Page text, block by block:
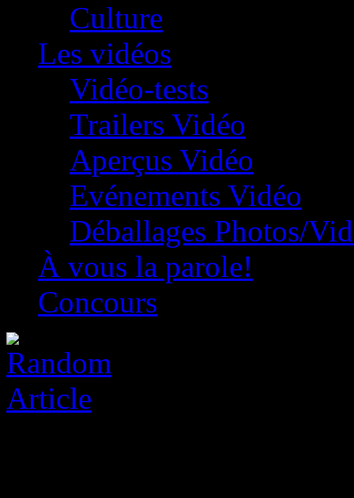
Culture
Les vidéos
Vidéo-tests
Trailers Vidéo
Aperçus Vidéo
Evénements Vidéo
Déballages Photos/
À vous la parole!
Concours